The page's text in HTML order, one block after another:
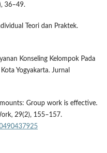
36–49.
Teori dan Praktek.
Konseling Kelompok Pada
Yogyakarta. Jurnal
Group work is effective.
29(2), 155–157.